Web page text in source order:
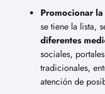
Promocionar
se tiene la lista,
diferentes
sociales,
tradicionales,
atención de